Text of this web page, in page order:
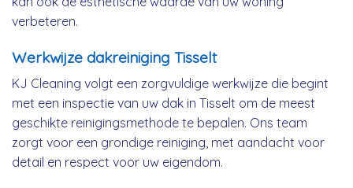
verbeteren.
Werkwijze dakreiniging Tisselt
KJ Cleaning volgt een zorgvuldige werkwijze die begint
met een inspectie van uw dak in Tisselt om de meest
geschikte reinigingsmethode te bepalen. Ons team
zorgt voor een grondige reiniging, met aandacht voor
detail en respect voor uw eigendom.